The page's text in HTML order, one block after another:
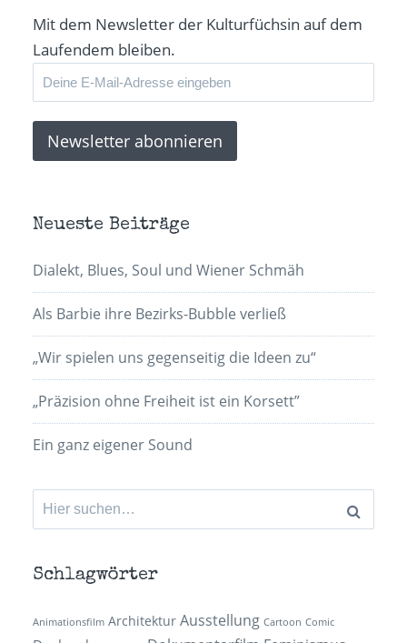
Mit dem Newsletter der Kulturfüchsin auf dem
Laufendem bleiben.
Neueste Beiträge
Dialekt, Blues, Soul und Wiener Schmäh
Als Barbie ihre Bezirks-Bubble verließ
„Wir spielen uns gegenseitig die Ideen zu“
„Präzision ohne Freiheit ist ein Korsett”
Ein ganz eigener Sound
Suchen
nach:
Schlagwörter
Animationsfilm Architektur Ausstellung Cartoon Comic